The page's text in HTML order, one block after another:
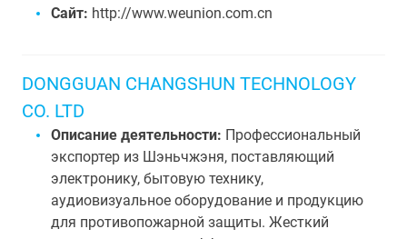
Сайт: http://www.weunion.com.cn
DONGGUAN CHANGSHUN TECHNOLOGY
CO. LTD
Описание деятельности: Профессиональный
экспортер из Шэньчжэня, поставляющий
электронику, бытовую технику,
аудиовизуальное оборудование и продукцию
для противопожарной защиты. Жесткий